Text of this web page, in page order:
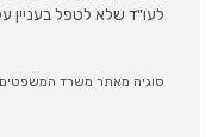
לעו"ד שלא לטפל בעניין
סוגיה מאתר משרד המשפטים